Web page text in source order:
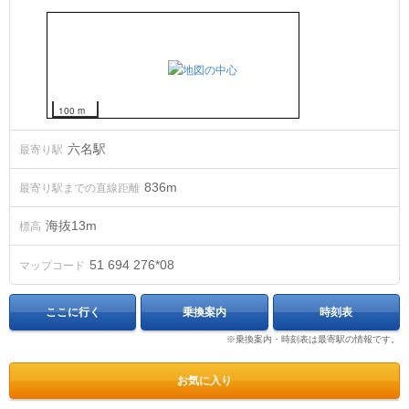
100 m
最寄り駅 六名駅
最寄り駅までの直線距離 836m
標高 海抜13m
マップコード 51 694 276*08
ここに行く 乗換案内 時刻表
※乗換案内・時刻表は最寄駅の情報です。
お気に入り